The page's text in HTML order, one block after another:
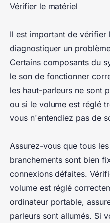
Vérifier le matériel
Il est important de vérifier
diagnostiquer un
Certains composants du
le son de fonctionner
les haut-parleurs ne sont
ou si le volume est réglé
vous n'entendiez pas de
Assurez-vous que tous
branchements sont bien
connexions défaites.
volume est réglé
ordinateur portable,
parleurs sont allumés. Si